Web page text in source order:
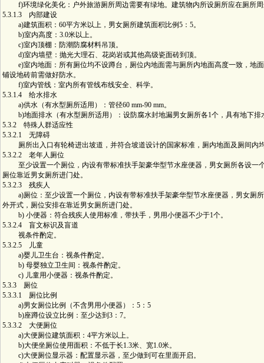
f)环境绿化美化：户外旅游厕所周边需要有绿地。建筑物内所设厕所应在厕所周
5.3.1.3 内部建设
a)建筑面积：60平方米以上，男女厕所建筑面积比例5：5。
b)室内高度：3.0米以上。
c)室内顶棚：防潮防腐材料吊顶。
d)室内墙壁：抛光大理石、花岗岩或其他高级瓷面砖到顶。
e)室内地面：所有厕位均不设蹲台，厕位内地面需与厕所内地面高度一致，地
铺设地砖前需做好防水。
f)室内管线：室内所有管线布线安全、科学。
5.3.1.4 给水排水
a)供水（有水型厕所适用）：管径60 mm-90 mm。
b)地面排水（有水型厕所适用）：设防腐水封地漏男女厕所各1个，具有地下排
5.3.2 特殊人群适应性
5.3.2.1 无障碍
厕所出入口有轮椅进出坡道，并符合坡道设计的国家标准，厕内地面及厕间内
5.3.2.2 老年人厕位
至少设置一个厕位，内设有带标准扶手架豪华型节水座便器，男女厕所各设一
厕位靠近男女厕所进门处。
5.3.2.3 残疾人
a)厕位：至少设置一个厕位，内设有带标准扶手架豪华型节水座便器，男女厕
外开式，厕位安排在靠近男女厕所进门处。
b) 小便器：符合残疾人使用标准，带扶手，男用小便器不少于1个。
5.3.2.4 盲文标识及盲道
视条件酌定。
5.3.2.5 儿童
a)婴儿卫生台：视条件酌定。
b) 母婴独立卫生间：视条件酌定。
c) 儿童用小便器：视条件酌定。
5.3.3 厕位
5.3.3.1 厕位比例
a)男女厕位比例（不含男用小便器）：5：5
b)座蹲位设立比例：至少达到3：7。
5.3.3.2 大便厕位
a)大便厕位建筑面积：4平方米以上。
b)大便坐厕位使用面积：不低于长1.3米、宽1.0米。
c)大便厕位显示器：配置显示器，至少做到可在里面开启。